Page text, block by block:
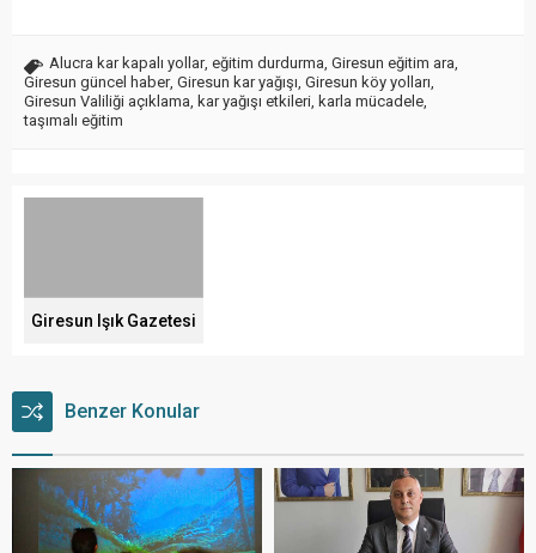
Alucra kar kapalı yollar, eğitim durdurma Giresun eğitim ara
Giresun güncel haber, Giresun kar yağışı Giresun köy yolları
Giresun Valiliği açıklama kar yağışı etkileri karla mücadele
taşımalı eğitim
Giresun Işık Gazetesi
Benzer Konular